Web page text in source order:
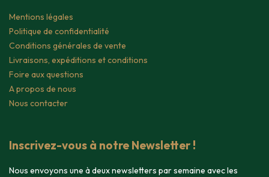
Mentions légales
Politique de confidentialité
Conditions générales de vente
Livraisons, expéditions et conditions
Foire aux questions
A propos de nous
Nous contacter
Inscrivez-vous à notre Newsletter !
Nous envoyons une à deux newsletters par semaine avec les